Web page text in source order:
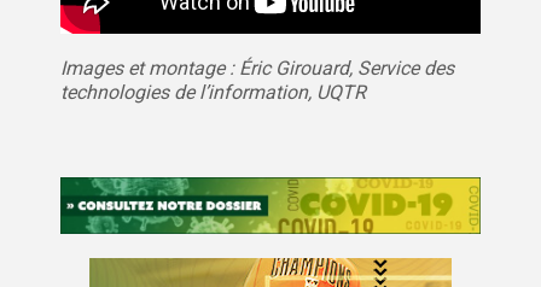
Images et montage : Éric Girouard, Service des
technologies de l’information, UQTR